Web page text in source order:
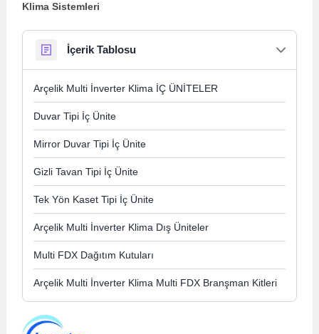
Klima Sistemleri
İçerik Tablosu
Arçelik Multi İnverter Klima İÇ ÜNİTELER
Duvar Tipi İç Ünite
Mirror Duvar Tipi İç Ünite
Gizli Tavan Tipi İç Ünite
Tek Yön Kaset Tipi İç Ünite
Arçelik Multi İnverter Klima Dış Üniteler
Multi FDX Dağıtım Kutuları
Arçelik Multi İnverter Klima Multi FDX Branşman Kitleri